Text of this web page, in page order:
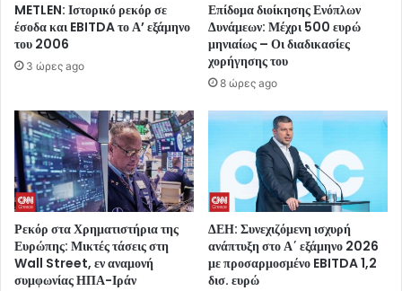
METLEN: Ιστορικό ρεκόρ σε
έσοδα και EBITDA το Α’ εξάμηνο
του 2006
3 ώρες ago
Επίδομα διοίκησης Ενόπλων
Δυνάμεων: Μέχρι 500 ευρώ
μηνιαίως – Οι διαδικασίες
χορήγησης του
8 ώρες ago
Ρεκόρ στα Χρηματιστήρια της
Ευρώπης: Μικτές τάσεις στη
Wall Street, εν αναμονή
συμφωνίας ΗΠΑ-Ιράν
ΔΕΗ: Συνεχιζόμενη ισχυρή
ανάπτυξη στο Α΄ εξάμηνο 2026
με προσαρμοσμένο EBITDA 1,2
δισ. ευρώ